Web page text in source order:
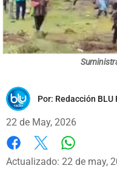
Por: Redacción BLU
22 de May, 2026
Facebook
X
Actualizado: 22 de may,